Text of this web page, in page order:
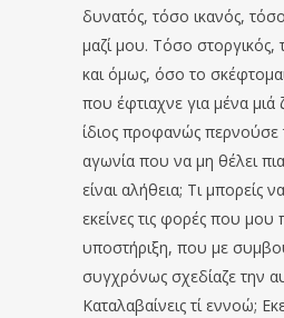
δυνατός, τόσο ικανός,
μαζί μου. Τόσο στοργικός,
και όμως, όσο το
που έφτιαχνε για μένα μιά
ίδιος προφανώς περνούσε
αγωνία που να μη θέλει
είναι αλήθεια; Τι μπορείς
εκείνες τις φορές που
υποστήριξη, που με
συγχρόνως σχεδίαζε την
Καταλαβαίνεις τί εννοώ;